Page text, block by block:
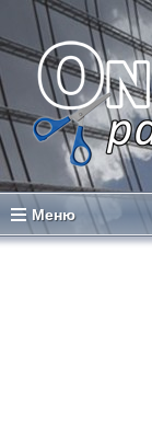
Меню